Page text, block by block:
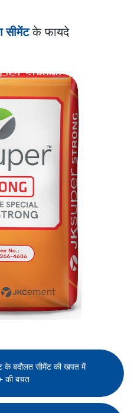
सीमेंटके फायदे
के बदौलत सीमेंट की खपत में
की बचत